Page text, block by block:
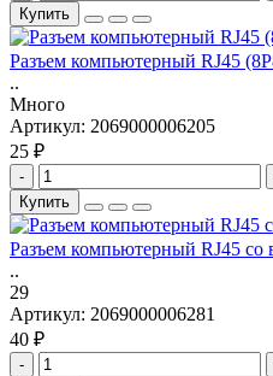
Купить
Разъем компьютерный RJ45
..
Много
Артикул: 2069000006205
25 ₽
-
Купить
Разъем компьютерный RJ45 со
..
29
Артикул: 2069000006281
40 ₽
-